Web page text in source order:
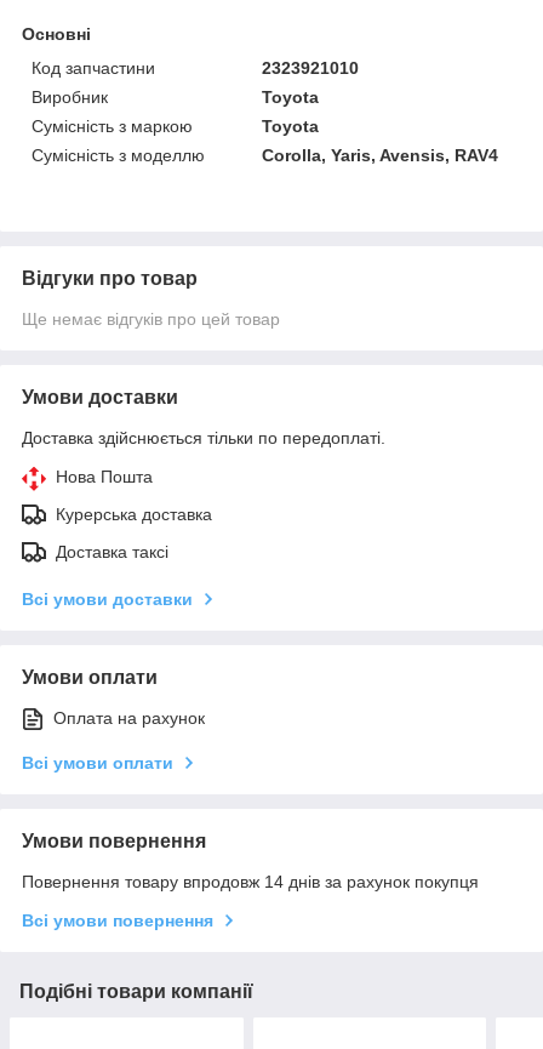
Основні
Код запчастини
2323921010
Виробник
Toyota
Сумісність з маркою
Toyota
Сумісність з моделлю
Corolla, Yaris, Avensis, RAV4
Відгуки про товар
Ще немає відгуків про цей товар
Умови доставки
Доставка здійснюється тільки по передоплаті.
Нова Пошта
Курерська доставка
Доставка таксі
Всі умови доставки
Умови оплати
Оплата на рахунок
Всі умови оплати
Умови повернення
Повернення товару впродовж 14 днів за рахунок покупця
Всі умови повернення
Подібні товари компанії